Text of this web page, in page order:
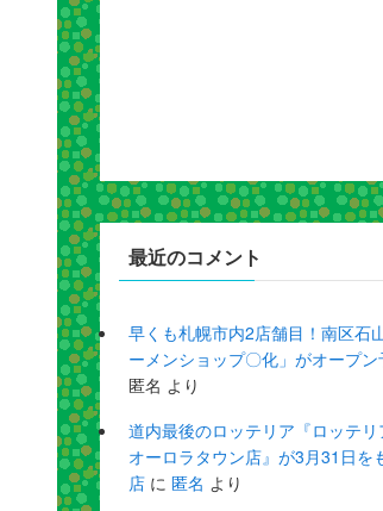
最近のコメント
早くも札幌市内2店舗目！南区石
ーメンショップ〇化」がオープン
匿名 より
道内最後のロッテリア『ロッテ
オーロラタウン店』が3月31日を
店 に 匿名 より